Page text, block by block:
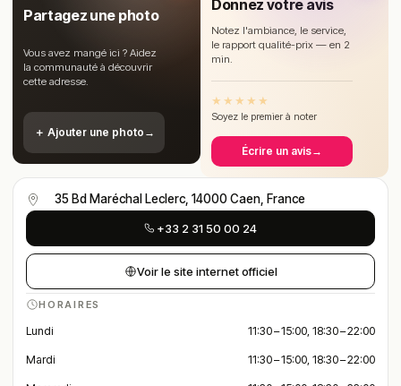
Partagez une photo
Vous avez mangé ici ? Aidez
la communauté à découvrir
cette adresse.
＋ Ajouter une photo →
Donnez votre avis
Notez l'ambiance, le service,
le rapport qualité-prix — en 2
min.
★ ★ ★ ★ ★
Soyez le premier à noter
Écrire un avis→
35 Bd Maréchal Leclerc, 14000 Caen, France
+33 2 31 50 00 24
Voir le site internet officiel
HORAIRES
Lundi 11:30 – 15:00, 18:30 – 22:00
Mardi 11:30 – 15:00, 18:30 – 22:00